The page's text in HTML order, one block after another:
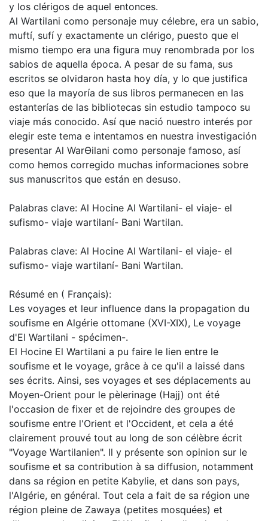
y los clérigos de aquel entonces.
Al Wartilani como personaje muy célebre, era un sabio,
muftí, sufí y exactamente un clérigo, puesto que el
mismo tiempo era una figura muy renombrada por los
sabios de aquella época. A pesar de su fama, sus
escritos se olvidaron hasta hoy día, y lo que justifica
eso que la mayoría de sus libros permanecen en las
estanterías de las bibliotecas sin estudio tampoco su
viaje más conocido. Así que nació nuestro interés por
elegir este tema e intentamos en nuestra investigación
presentar Al WarƟilani como personaje famoso, así
como hemos corregido muchas informaciones sobre
sus manuscritos que están en desuso.
Palabras clave: Al Hocine Al Wartilani- el viaje- el
sufismo- viaje wartilaní- Bani Wartilan.
Palabras clave: Al Hocine Al Wartilani- el viaje- el
sufismo- viaje wartilaní- Bani Wartilan.
Résumé en ( Français):
Les voyages et leur influence dans la propagation du
soufisme en Algérie ottomane (XVI-XIX), Le voyage
d'El Wartilani - spécimen-.
El Hocine El Wartilani a pu faire le lien entre le
soufisme et le voyage, grâce à ce qu'il a laissé dans
ses écrits. Ainsi, ses voyages et ses déplacements au
Moyen-Orient pour le pèlerinage (Hajj) ont été
l'occasion de fixer et de rejoindre des groupes de
soufisme entre l'Orient et l'Occident, et cela a été
clairement prouvé tout au long de son célèbre écrit
"Voyage Wartilanien". Il y présente son opinion sur le
soufisme et sa contribution à sa diffusion, notamment
dans sa région en petite Kabylie, et dans son pays,
l'Algérie, en général. Tout cela a fait de sa région une
région pleine de Zawaya (petites mosquées) et